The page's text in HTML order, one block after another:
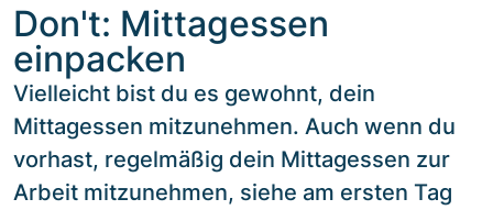
Don't: Mittagessen
einpacken
Vielleicht bist du es gewohnt, dein
Mittagessen mitzunehmen. Auch wenn du
vorhast, regelmäßig dein Mittagessen zur
Arbeit mitzunehmen, siehe am ersten Tag